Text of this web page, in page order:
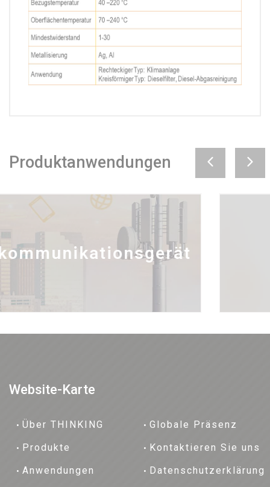
Produktanwendungen
Industrie
Website-Karte
Über THINKING
Produkte
Anwendungen
Globale Präsenz
Kontaktieren Sie uns
Datenschutzerklärung